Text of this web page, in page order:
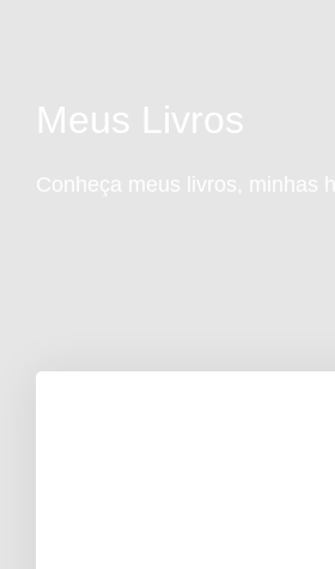
conteúdoMeus Livros
Conheça meus livros, minhas